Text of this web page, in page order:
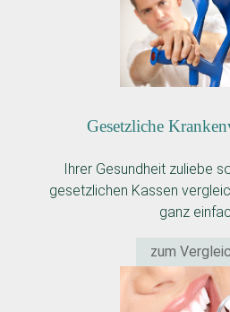
Gesetzliche
Ihrer Gesundheit zuliebe
gesetzlichen Kassen
ganz
zum